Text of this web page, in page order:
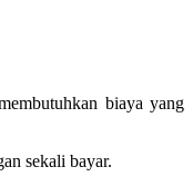
biaya yang
sekali bayar.